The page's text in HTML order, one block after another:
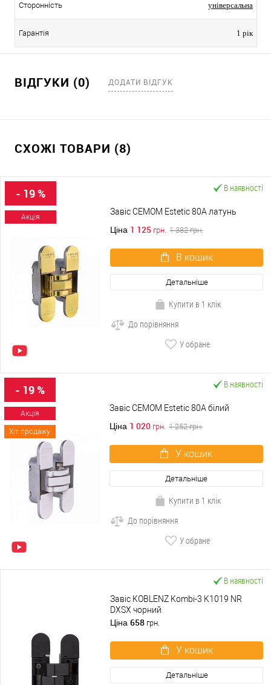
Сторонність універсальна
Гарантія 1 рік
ВІДГУКИ (0) ДОДАТИ ВІДГУК
СХОЖІ ТОВАРИ (8)
- 19 %
Акція
В наявності
Завіс CEMOM Estetic 80A латунь
Ціна 1 125 грн. 1 382грн.
В кошик
Детальніше
Купити в 1 клік
До порівняння
У обране
- 19 %
Акція
Хіт продажу
В наявності
Завіс CEMOM Estetic 80A білий
Ціна 1 020 грн. 1 252грн.
У кошик
Детальніше
Купити в 1 клік
До порівняння
У обране
В наявності
Завіс KOBLENZ Kombi-3 K1019 NR
DXSX чорний
Ціна 658 грн.
У кошик
Детальніше